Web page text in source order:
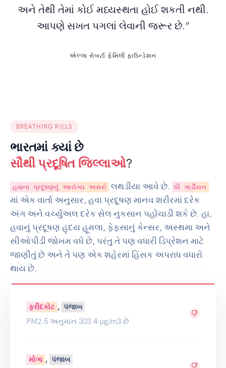
અને તેથી તેમાં કોઈ મધ્યસ્થતા હોઈ શકતી નથી.
આપણે સખત પગલાં લેવાની જરૂર છે.”
એલ્લા રોબર્ટા ફેમિલી ફાઉન્ડેશન
BREATHING KILLS
ભારતમાં ક્યાં છે
સૌથી પ્રદૂષિત જિલ્લાઓ?
હવાના પ્રદૂષણનું આરોગ્ય અસરો લથડીયા આવે છે. ધી ગાર્ડીયન
માં એક વાર્તા અનુસાર, હવા પ્રદૂષણ માનવ શરીરમાં દરેક
અંગ અને વર્ચ્યુઅલ દરેક સેલ નુકસાન પહોંચાડી શકે છે. હા,
હવાનું પ્રદૂષણ હૃદય હૂમલા, ફેફસાનું કેન્સર, અસ્થમા અને
સીઓપીડી જોખમ વધે છે, પરંતુ તે પણ વધારી ડિપ્રેશન માટે
જાણીતું છે અને તે પણ એક શહેરમાં હિંસક અપરાધ વધારો
થાય છે.
ફરીદકોટ , પંજાબ
PM2.5 અનુમાન 303.4 µg/m3 છે
મોગા , પંજાબ